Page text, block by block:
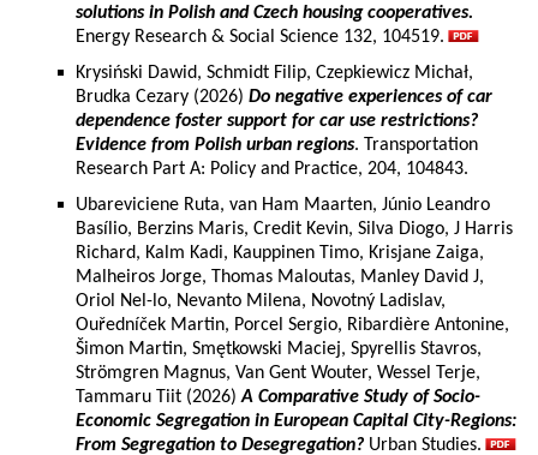
solutions in Polish and Czech housing cooperatives.
Energy Research & Social Science 132, 104519.
Krysiński Dawid, Schmidt Filip, Czepkiewicz Michał,
Brudka Cezary (2026) Do negative experiences of car
dependence foster support for car use restrictions?
Evidence from Polish urban regions. Transportation
Research Part A: Policy and Practice, 204, 104843.
Ubareviciene Ruta, van Ham Maarten, Júnio Leandro
Basílio, Berzins Maris, Credit Kevin, Silva Diogo, J Harris
Richard, Kalm Kadi, Kauppinen Timo, Krisjane Zaiga,
Malheiros Jorge, Thomas Maloutas, Manley David J,
Oriol Nel-lo, Nevanto Milena, Novotný Ladislav,
Ouředníček Martin, Porcel Sergio, Ribardière Antonine,
Šimon Martin, Smętkowski Maciej, Spyrellis Stavros,
Strömgren Magnus, Van Gent Wouter, Wessel Terje,
Tammaru Tiit (2026)A Comparative Study of Socio-
Economic Segregation in European Capital City-Regions:
From Segregation to Desegregation? Urban Studies.